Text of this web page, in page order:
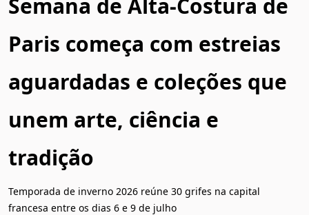
Semana de Alta-Costura de
Paris começa com estreias
aguardadas e coleções que
unem arte, ciência e
tradição
Temporada de inverno 2026 reúne 30 grifes na capital
francesa entre os dias 6 e 9 de julho